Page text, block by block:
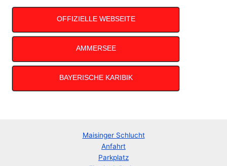
OFFIZIELLE WEBSEITE
AMMERSEE
BAYERISCHE KARIBIK
Maisinger Schlucht
Anfahrt
Parkplatz